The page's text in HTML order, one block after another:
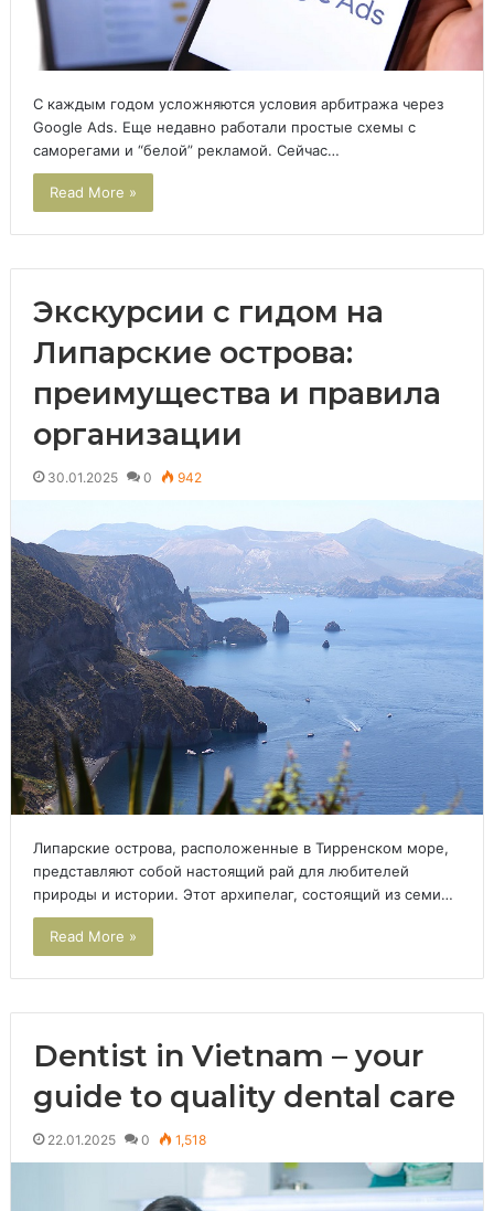
С каждым годом усложняются условия арбитража через
Google Ads. Еще недавно работали простые схемы с
саморегами и “белой” рекламой. Сейчас…
Read More »
Экскурсии с гидом на
Липарские острова:
преимущества и правила
организации
30.01.2025 0 942
Липарские острова, расположенные в Тирренском море,
представляют собой настоящий рай для любителей
природы и истории. Этот архипелаг, состоящий из семи…
Read More »
Dentist in Vietnam – your
guide to quality dental care
22.01.2025 0 1,518